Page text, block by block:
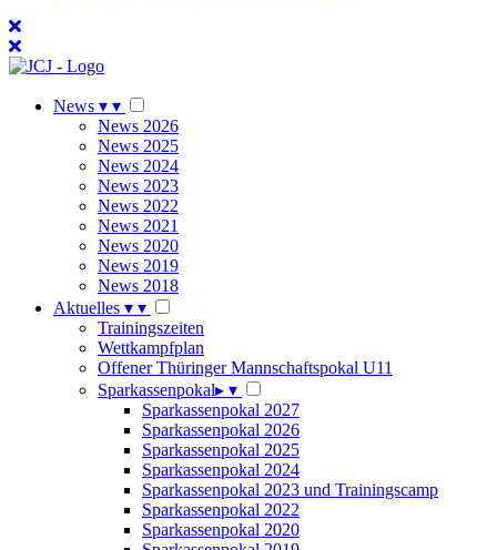
News ▾ ▾
News 2026
News 2025
News 2024
News 2023
News 2022
News 2021
News 2020
News 2019
News 2018
Aktuelles ▾ ▾
Trainingszeiten
Wettkampfplan
Offener Thüringer Mannschaftspokal U11
Sparkassenpokal▸ ▾
Sparkassenpokal 2027
Sparkassenpokal 2026
Sparkassenpokal 2025
Sparkassenpokal 2024
Sparkassenpokal 2023 und Trainingscamp
Sparkassenpokal 2022
Sparkassenpokal 2020